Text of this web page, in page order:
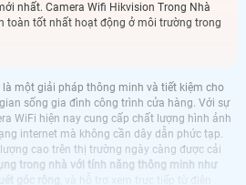
nhất. Camera Wifi Hikvision Trong Nhà
toàn tốt nhất hoạt động ở môi trường trong
là một giải pháp thông minh và tiết kiệm cho
sống gia đình công trình cửa hàng. Với sự
WiFi hiện nay cung cấp chất lượng hình ảnh
internet mà không cần dây dẫn phức tạp.
cao trên thị trường ngày càng được cải
trong nhà với tính năng thông minh như